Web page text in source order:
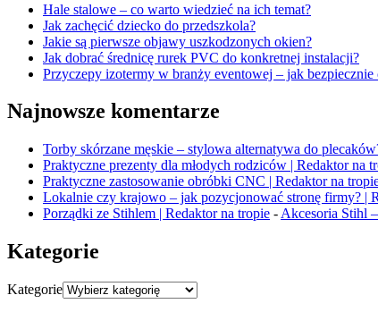
Hale stalowe – co warto wiedzieć na ich temat?
Jak zachęcić dziecko do przedszkola?
Jakie są pierwsze objawy uszkodzonych okien?
Jak dobrać średnicę rurek PVC do konkretnej instalacji?
Przyczepy izotermy w branży eventowej – jak
Najnowsze komentarze
Torby skórzane męskie – stylowa alternatywa do
Praktyczne prezenty dla młodych rodziców | Redaktor na
Praktyczne zastosowanie obróbki CNC | Redaktor na
Lokalnie czy krajowo – jak pozycjonować stronę firmy? |
Porządki ze Stihlem | Redaktor na tropie - Akcesoria Stihl
Kategorie
Kategorie